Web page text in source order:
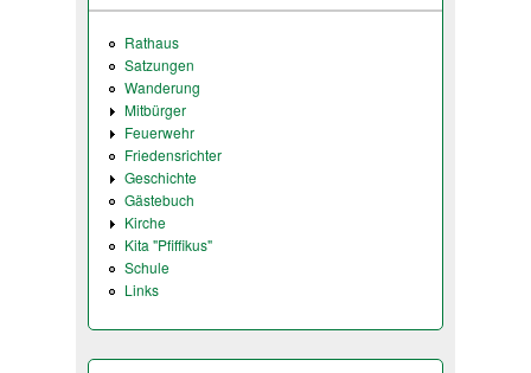
Rathaus
Satzungen
Wanderung
Mitbürger
Feuerwehr
Friedensrichter
Geschichte
Gästebuch
Kirche
Kita "Pfiffikus"
Schule
Links